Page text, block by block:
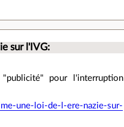
sur l'IVG:
pour l'interruption
une-loi-de-l-ere-nazie-sur-